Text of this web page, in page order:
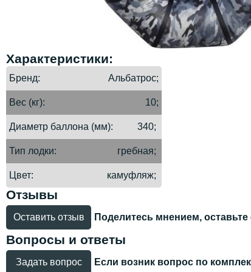
Характеристики:
Бренд Альбатрос;
Вес (кг) 10;
Диаметр баллона (мм) 340;
Тип лодки гребная;
Цвет камуфляж;
Отзывы
Оставить отзыв Поделитесь мнением,
Вопросы и ответы
Задать вопрос Если возник вопрос по